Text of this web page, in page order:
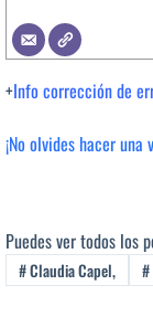
+Info corrección de
¡No olvides hacer
Puedes ver todos los
#Claudia Capel, #